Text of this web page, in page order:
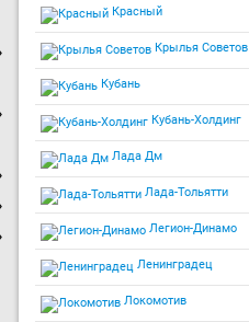
Красный
Крылья Советов
Кубань
Кубань-Холдинг
Лада Дм
Лада-Тольятти
Легион-Динамо
Ленинградец
Локомотив